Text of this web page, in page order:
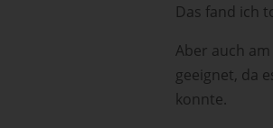
Das fand ich
Aber auch
geeignet, da
konnte.